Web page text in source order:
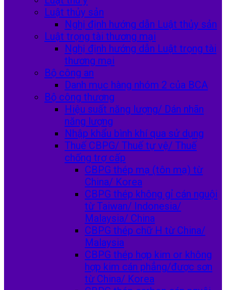
Luật thủy sản
Nghị định hướng dẫn Luật thủy sản
Luật trọng tài thương mại
Nghị định hướng dẫn Luật trọng tài
thương mại
Bộ công an
Danh mục hàng nhóm 2 của BCA
Bộ công thương
Hiệu suất năng lượng/ Dán nhãn
năng lượng
Nhập khẩu bình khí qua sử dụng
Thuế CBPG/ Thuế tự vệ/ Thuế
chống trợ cấp
CBPG thép mạ (tôn mạ) từ
China/ Korea
CBPG thép không gỉ cán nguội
từ Taiwan/ Indonesia/
Malaysia/ China
CBPG thép chữ H từ China/
Malaysia
CBPG thép hợp kim or không
hợp kim cán phẳng/được sơn
từ China/ Korea